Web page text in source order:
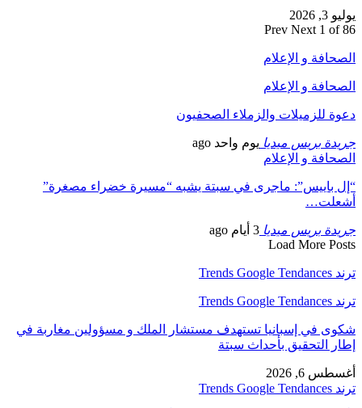
يوليو 3, 2026
Prev Next 1 of 86
الصحافة و الإعلام
الصحافة و الإعلام
دعوة للزميلات والزملاء الصحفيون
جريدة بريس ميديا يوم واحد ago
الصحافة و الإعلام
“إل باييس”: ماجرى في سبتة يشبه “مسيرة خضراء مصغرة”
أشعلت…
جريدة بريس ميديا 3 أيام ago
Load More Posts
ترند Trends Google Tendances
ترند Trends Google Tendances
شكوى في إسبانيا تستهدف مستشار الملك و مسؤولين مغاربة في
إطار التحقيق بأحداث سبتة
أغسطس 6, 2026
ترند Trends Google Tendances